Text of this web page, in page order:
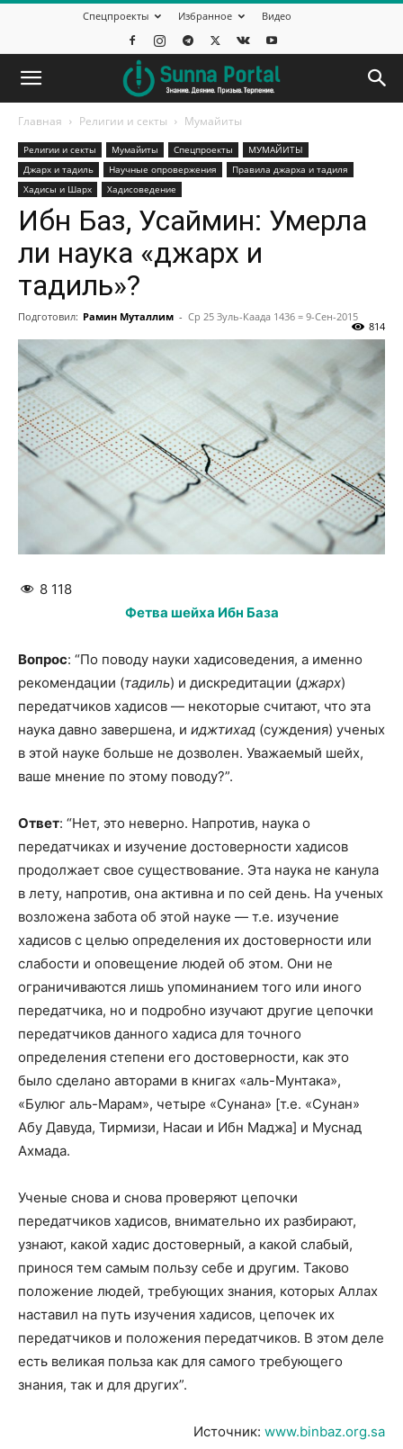
Спецпроекты Избранное Видео
Главная Религии и секты Mумайиты
Религии и секты Mумайиты Спецпроекты
МУМАЙИТЫ
Джарх и тадиль
Научные опровержения
Правила джарха и тадиля
Хадисы и Шарх
Хадисоведение
Ибн Баз, Усаймин: Умерла
ли наука «джарх и
тадиль»?
Подготовил: Рамин Муталлим - Ср 25 Зуль-Каада 1436 = 9-Сен-2015
814
8 118
Фетва шейха Ибн База
Вопрос: “По поводу науки хадисоведения, а именно
рекомендации (тадиль) и дискредитации (джарх)
передатчиков хадисов — некоторые считают, что эта
наука давно завершена, и иджтихад (суждения) ученых
в этой науке больше не дозволен. Уважаемый шейх,
ваше мнение по этому поводу?”.
Ответ: “Нет, это неверно. Напротив, наука о
передатчиках и изучение достоверности хадисов
продолжает свое существование. Эта наука не канула
в лету, напротив, она активна и по сей день. На ученых
возложена забота об этой науке — т.е. изучение
хадисов с целью определения их достоверности или
слабости и оповещение людей об этом. Они не
ограничиваются лишь упоминанием того или иного
передатчика, но и подробно изучают другие цепочки
передатчиков данного хадиса для точного
определения степени его достоверности, как это
было сделано авторами в книгах «аль-Мунтака»,
«Булюг аль-Марам», четыре «Сунана» [т.е. «Сунан»
Абу Давуда, Тирмизи, Насаи и Ибн Маджа] и Муснад
Ахмада.
Ученые снова и снова проверяют цепочки
передатчиков хадисов, внимательно их разбирают,
узнают, какой хадис достоверный, а какой слабый,
принося тем самым пользу себе и другим. Таково
положение людей, требующих знания, которых Аллах
наставил на путь изучения хадисов, цепочек их
передатчиков и положения передатчиков. В этом деле
есть великая польза как для самого требующего
знания, так и для других”.
Источник: www.binbaz.org.sa